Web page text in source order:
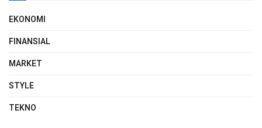
EKONOMI
FINANSIAL
MARKET
STYLE
TEKNO